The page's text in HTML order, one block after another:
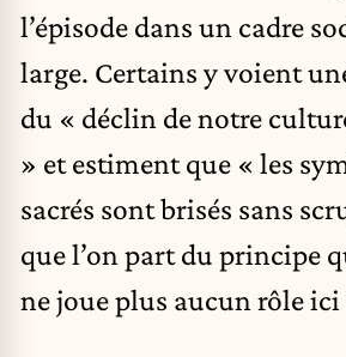
l’épisode dans un cadre
large. Certains y voient
du « déclin de notre
» et estiment que « les
sacrés sont brisés sans
que l’on part du principe
ne joue plus aucun rôle ici